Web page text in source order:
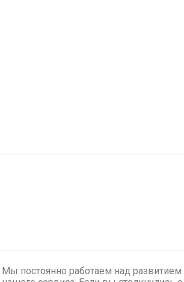
Мы постоянно работаем над развитием